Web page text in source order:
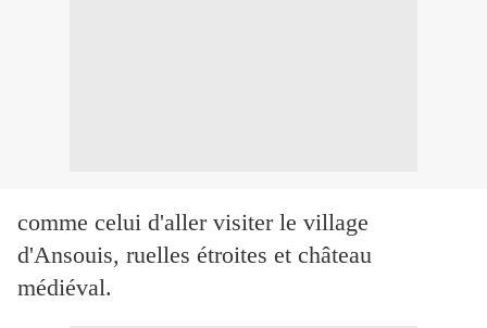
comme celui d'aller visiter le village
d'Ansouis, ruelles étroites et château
médiéval.